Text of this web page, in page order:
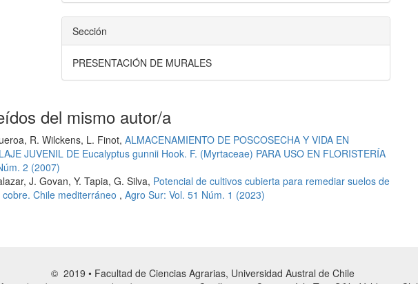
Sección
PRESENTACIÓN DE MURALES
del mismo autor/a
R. Wilckens, L. Finot, ALMACENAMIENTO DE POSCOSECHA Y VIDA EN
JUVENIL DE Eucalyptus gunnii Hook. F. (Myrtaceae) PARA USO EN FLORISTERÍA
2 (2007)
J. Govan, Y. Tapia, G. Silva, Potencial de cultivos cubierta para remediar suelos de
Chile mediterráneo , Agro Sur: Vol. 51 Núm. 1 (2023)
© 2019 • Facultad de Ciencias Agrarias, Universidad Austral de Chile